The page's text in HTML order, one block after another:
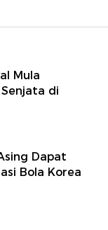
Mula
di
Dapat
Bola Korea